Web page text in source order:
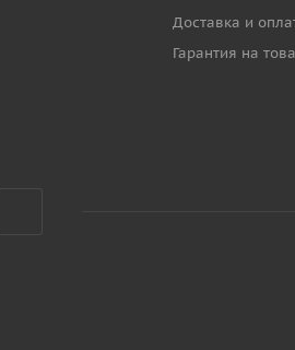
Доставка и
Гарантия на